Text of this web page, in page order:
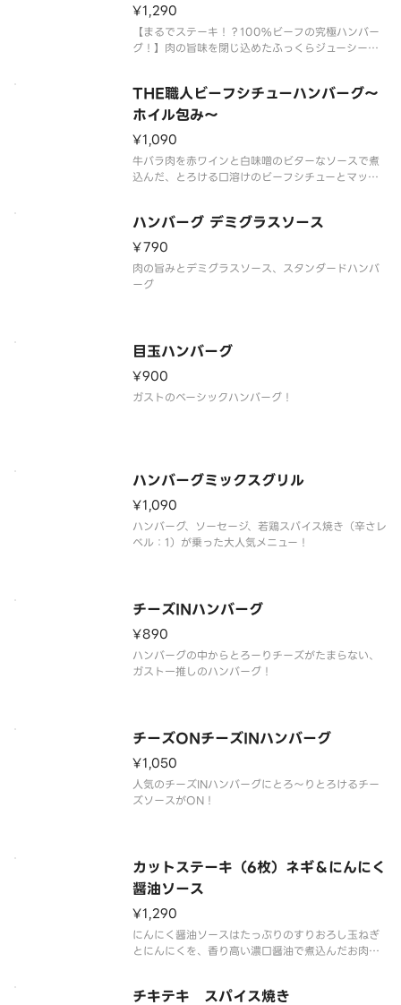
¥1,290
【まるでステーキ！？100%ビーフの究極ハンバー
グ！】肉の旨味を閉じ込めたふっくらジューシー粗
醤油ソースで召し上がれ！※付け合わせは変更にな
る場合がありますので、ご了承
THE職人ビーフシチューハンバーグ～
ホイル包み～
¥1,090
牛バラ肉を赤ワインと白味噌のビターなソースで煮
込んだ、とろける口溶けのビーフシチューとマッシ
レンジ加熱は厳禁です。温め直しの際は、トースタ
ーをご使用いただくか、別の容器
ハンバーグ デミグラスソース
¥790
肉の旨みとデミグラスソース、スタンダードハンバ
ーグ
目玉ハンバーグ
¥900
ガストのベーシックハンバーグ！
ハンバーグミックスグリル
¥1,090
ハンバーグ、ソーセージ、若鶏スパイス焼き（辛さレ
ベル：1）が乗った大人気メニュー！
チーズINハンバーグ
¥890
ハンバーグの中からとろーりチーズがたまらない、
ガスト一推しのハンバーグ！
チーズONチーズINハンバーグ
¥1,050
人気のチーズINハンバーグにとろ～りとろけるチー
ズソースがON！
カットステーキ（6枚）ネギ＆にんにく
醤油ソース
¥1,290
にんにく醤油ソースはたっぷりのすりおろし玉ねぎ
とにんにくを、香り高い濃口醤油で煮込んだお肉に
す。
チキテキ スパイス焼き